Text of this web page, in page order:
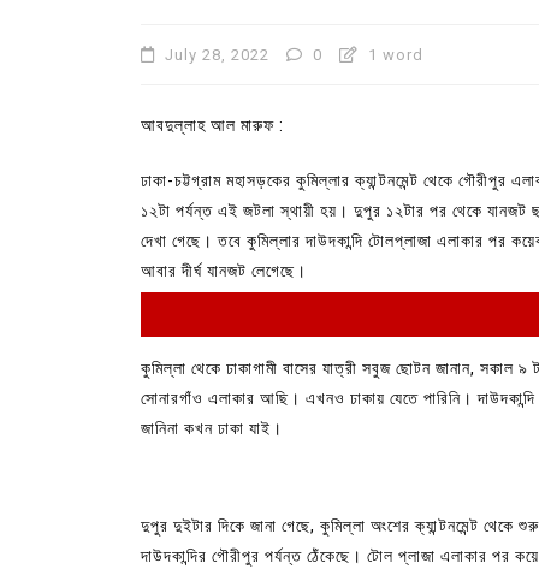
July 28, 2022 0 1 word
আবদুল্লাহ আল মারুফ :
ঢাকা-চট্টগ্রাম মহাসড়কের কুমিল্লার ক্যান্টনমেন্ট থেকে গৌরীপুর
১২টা পর্যন্ত এই জটলা স্থায়ী হয়। দুপুর ১২টার পর থেকে যানজট
দেখা গেছে। তবে কুমিল্লার দাউদকান্দি টোলপ্লাজা এলাকার পর
আবার দীর্ঘ যানজট লেগেছে।
কুমিল্লা থেকে ঢাকাগামী বাসের যাত্রী সবুজ ছোটন জানান, সকাল
সোনারগাঁও এলাকার আছি। এখনও ঢাকায় যেতে পারিনি।
জানিনা কখন ঢাকা যাই।
দুপুর দুইটার দিকে জানা গেছে, কুমিল্লা অংশের ক্যান্টনমেন্ট থেকে
দাউদকান্দির গৌরীপুর পর্যন্ত ঠেঁকেছে। টোল প্লাজা এলাকার পর
In Uncategorized
কুমিল্লা প্রেস ক্লাবের নির্বাচন
পদের জন্য ৩৩ জন প্রার্থী ভোটযুদ্ধে